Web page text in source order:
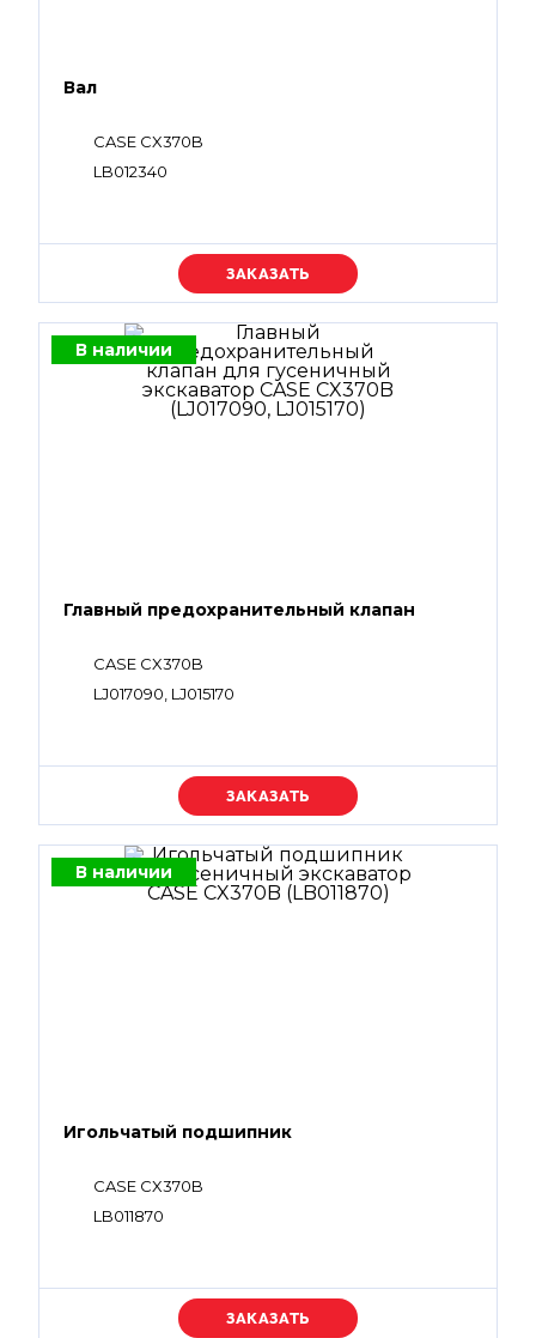
Вал
CASE CX370B
LB012340
Уточняйте цену
В наличии
Главный предохранительный клапан
CASE CX370B
LJ017090, LJ015170
Уточняйте цену
В наличии
Игольчатый подшипник
CASE CX370B
LB011870
Уточняйте цену